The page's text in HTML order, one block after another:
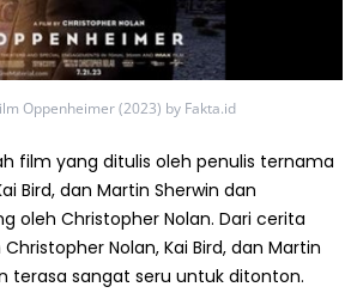
Oppenheimer (2023) by Fakta.id
film yang ditulis oleh penulis ternama
Bird, dan Martin Sherwin dan
oleh Christopher Nolan. Dari cerita
Nolan, Kai Bird, dan Martin
terasa sangat seru untuk ditonton.